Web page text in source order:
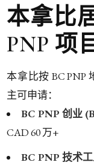
本拿比
PNP 项
本拿比按 BC
主可申请：
BC PNP 创业
CAD 60 万+
BC PNP 技术